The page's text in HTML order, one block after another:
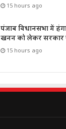
15 hours ago
पंजाब विधानसभा में
खनन को लेकर सरकार
15 hours ago